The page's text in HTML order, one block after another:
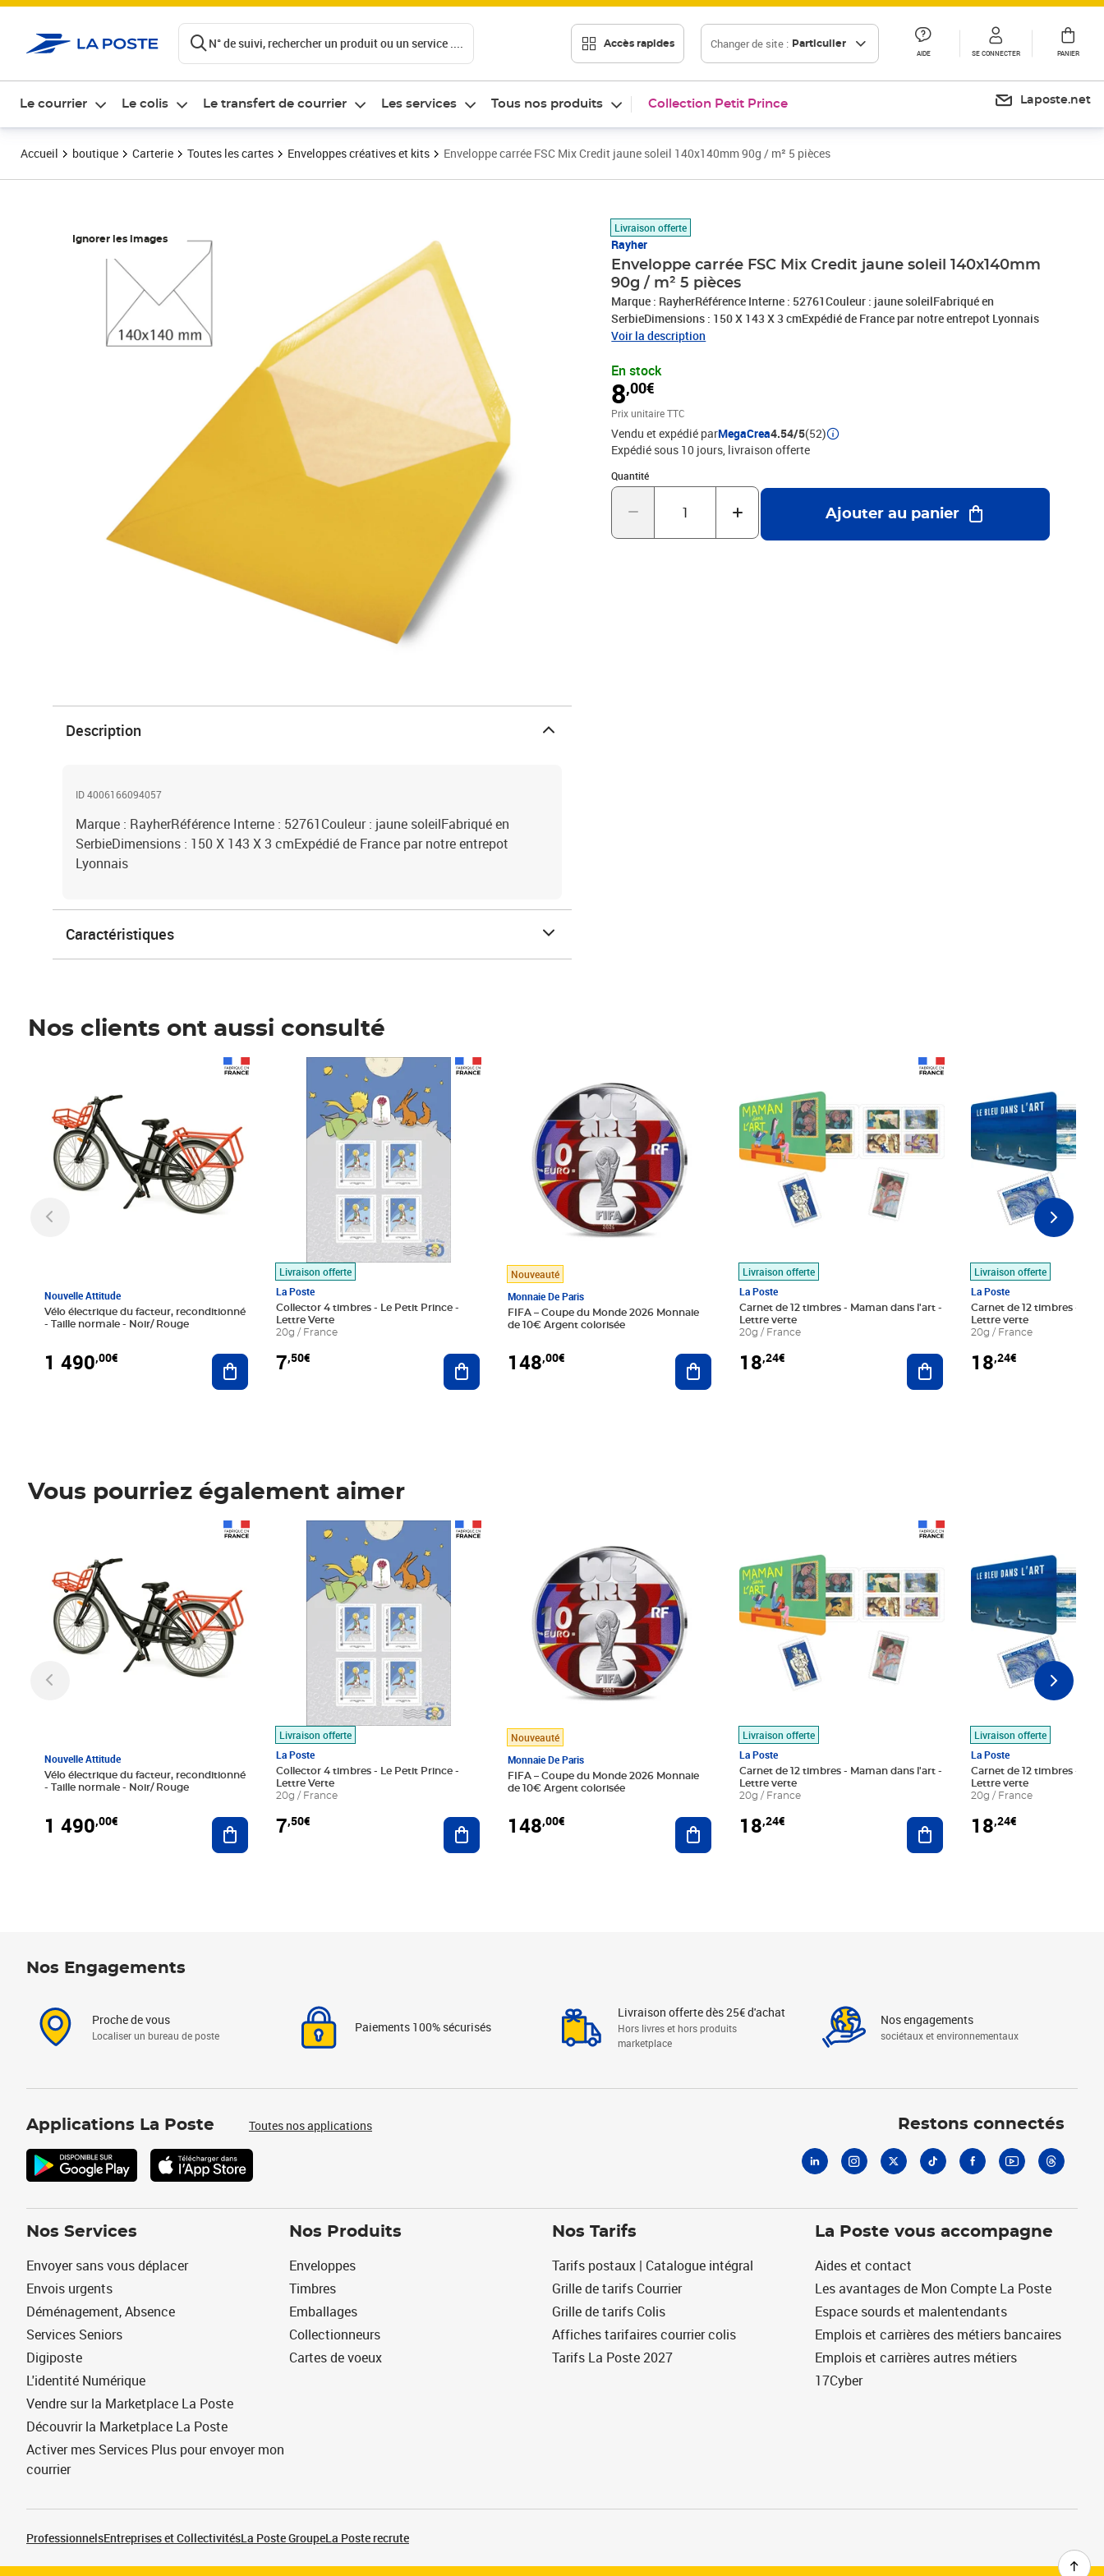
N° de suivi, rechercher un produit ou un service .... Accès rapides Changer de site : Particulier
AIDE SE CONNECTER PANIER
Le courrier Le colis Le transfert de courrier Les services Tous nos produits Collection Petit Prince Laposte.net
Accueil boutique Carterie Toutes les cartes Enveloppes créatives et kits Enveloppe carrée FSC Mix Credit jaune soleil 140x140mm 90g / m² 5 pièces
Ignorer les images
Livraison offerte
Rayher
Enveloppe carrée FSC Mix Credit jaune soleil 140x140mm
90g / m² 5 pièces
Marque : RayherRéférence Interne : 52761Couleur : jaune soleilFabriqué en
SerbieDimensions : 150 X 143 X 3 cmExpédié de France par notre entrepot Lyonnais
Voir la description
En stock
8,00€
Prix 8,00€
Prix unitaire TTC
Vendu et expédié parMegaCrea4.54/5(52)
Expédié sous 10 jours livraison offerte
Quantité
Quantité : 1
Ajouter au panier
Description
ID 4006166094057
Marque : RayherRéférence Interne : 52761Couleur : jaune soleilFabriqué en
SerbieDimensions : 150 X 143 X 3 cmExpédié de France par notre entrepot
Lyonnais
Caractéristiques
Nos clients ont aussi consulté
Nouvelle Attitude
Vélo électrique du facteur, reconditionné
- Taille normale - Noir/ Rouge
1 490,00€ Ajouter au panier
Livraison offerte
La Poste
Collector 4 timbres - Le Petit Prince -
Lettre Verte
20g / France
7,50€
Prix 7,50€
Ajouter au panier
Nouveauté
Monnaie De Paris
FIFA – Coupe du Monde 2026 Monnaie
de 10€ Argent colorisée
148,00€ Ajouter au panier
Livraison offerte
La Poste
Carnet de 12 timbres - Maman dans l'art -
Lettre verte
20g / France
18,24€ Ajouter au panier
Livraison offerte
La Poste
Carnet de 12 timbres - Le
Lettre verte
20g / France
18,24€
Vous pourriez également aimer
Nouvelle Attitude
Vélo électrique du facteur, reconditionné
- Taille normale - Noir/ Rouge
1 490,00€ Ajouter au panier
Livraison offerte
La Poste
Collector 4 timbres - Le Petit Prince -
Lettre Verte
20g / France
7,50€
Prix 7,50€
Ajouter au panier
Nouveauté
Monnaie De Paris
FIFA – Coupe du Monde 2026 Monnaie
de 10€ Argent colorisée
148,00€ Ajouter au panier
Livraison offerte
La Poste
Carnet de 12 timbres - Maman dans l'art -
Lettre verte
20g / France
18,24€ Ajouter au panier
Livraison offerte
La Poste
Carnet de 12 timbres - Le
Lettre verte
20g / France
18,24€
Nos Engagements
Proche de vous
Localiser un bureau de poste
Paiements 100% sécurisés
Livraison offerte dès 25€ d'achat
Hors livres et hors produits
marketplace
Nos engagements
sociétaux et environnementaux
Applications La Poste Toutes nos applications Restons connectés
Nos Services
Envoyer sans vous déplacer
Envois urgents
Déménagement, Absence
Services Seniors
Digiposte
L'identité Numérique
Vendre sur la Marketplace La Poste
Découvrir la Marketplace La Poste
Activer mes Services Plus pour envoyer mon
courrier
Nos Produits
Enveloppes
Timbres
Emballages
Collectionneurs
Cartes de voeux
Nos Tarifs
Tarifs postaux | Catalogue intégral
Grille de tarifs Courrier
Grille de tarifs Colis
Affiches tarifaires courrier colis
Tarifs La Poste 2027
La Poste vous accompagne
Aides et contact
Les avantages de Mon Compte La Poste
Espace sourds et malentendants
Emplois et carrières des métiers bancaires
Emplois et carrières autres métiers
17Cyber
ProfessionnelsEntreprises et CollectivitésLa Poste GroupeLa Poste recrute